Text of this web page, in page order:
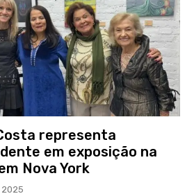
representa
em exposição na
Nova York
2025